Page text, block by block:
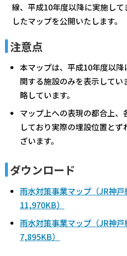
線、平成10年度以降に実施し
したマップを公開いたします。
注意点
本マップは、平成10年度以
関する施設のみを表示してい
略しています。
マップ上への表現の都合上
しており実際の埋設位置と
ざいます。
ダウンロード
雨水対策事業マップ（JR神戸
11,970KB）
雨水対策事業マップ（JR神戸
7,895KB）